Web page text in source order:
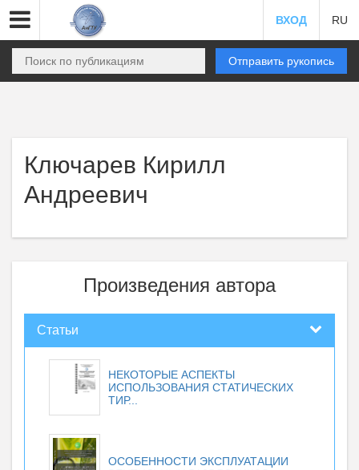
ВХОД RU
Отправить рукопись
Ключарев Кирилл
Андреевич
Произведения автора
Статьи
НЕКОТОРЫЕ АСПЕКТЫ
ИСПОЛЬЗОВАНИЯ СТАТИЧЕСКИХ
ТИР...
ОСОБЕННОСТИ ЭКСПЛУАТАЦИИ